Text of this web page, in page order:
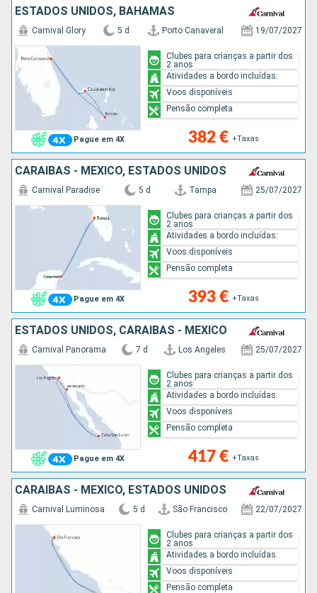
ESTADOS UNIDOS, BAHAMAS
Pague em 4X
Carnival Glory 5 d Porto Canaveral 19/07/2027
382 € +Taxas
Clubes para crianças a partir dos
2 anos
Atividades a bordo incluídas:
Voos disponíveis
Pensão completa
CARAIBAS - MEXICO, ESTADOS UNIDOS
Pague em 4X
Carnival Paradise 5 d Tampa 25/07/2027
393 € +Taxas
Clubes para crianças a partir dos
2 anos
Atividades a bordo incluídas:
Voos disponíveis
Pensão completa
ESTADOS UNIDOS, CARAIBAS - MEXICO
Pague em 4X
Carnival Panorama 7 d Los Angeles 25/07/2027
417 € +Taxas
Clubes para crianças a partir dos
2 anos
Atividades a bordo incluídas:
Voos disponíveis
Pensão completa
CARAIBAS - MEXICO, ESTADOS UNIDOS
Carnival Luminosa 5 d São Francisco 22/07/2027
Clubes para crianças a partir dos
2 anos
Atividades a bordo incluídas:
Voos disponíveis
Pensão completa